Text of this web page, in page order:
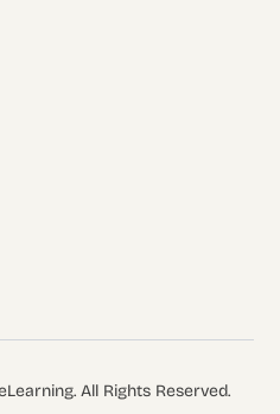
All Rights Reserved.